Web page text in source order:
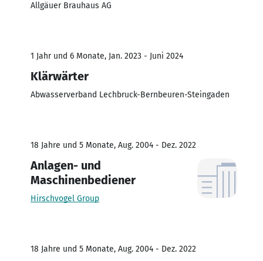
Allgäuer Brauhaus AG
1 Jahr und 6 Monate, Jan. 2023 - Juni 2024
Klärwärter
Abwasserverband Lechbruck-Bernbeuren-Steingaden
18 Jahre und 5 Monate, Aug. 2004 - Dez. 2022
Anlagen- und
Maschinenbediener
Hirschvogel Group
18 Jahre und 5 Monate, Aug. 2004 - Dez. 2022